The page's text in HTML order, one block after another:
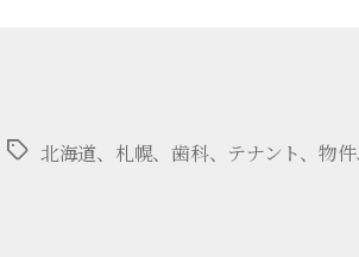
タ 北海道、札幌、歯科、テナント、物